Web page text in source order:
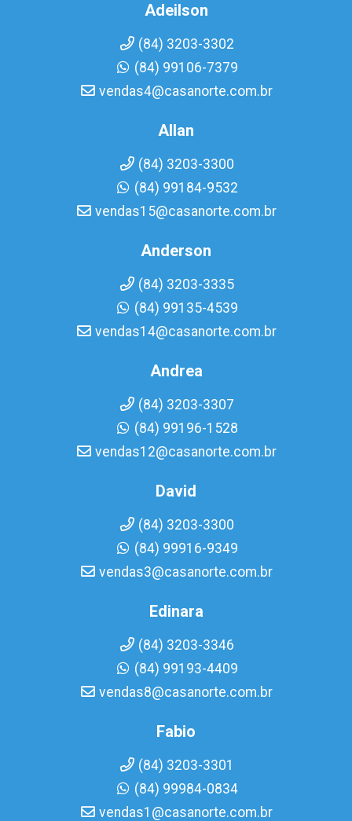
Adeilson
(84) 3203-3302
(84) 99106-7379
vendas4@casanorte.com.br
Allan
(84) 3203-3300
(84) 99184-9532
vendas15@casanorte.com.br
Anderson
(84) 3203-3335
(84) 99135-4539
vendas14@casanorte.com.br
Andrea
(84) 3203-3307
(84) 99196-1528
vendas12@casanorte.com.br
David
(84) 3203-3300
(84) 99916-9349
vendas3@casanorte.com.br
Edinara
(84) 3203-3346
(84) 99193-4409
vendas8@casanorte.com.br
Fabio
(84) 3203-3301
(84) 99984-0834
vendas1@casanorte.com.br